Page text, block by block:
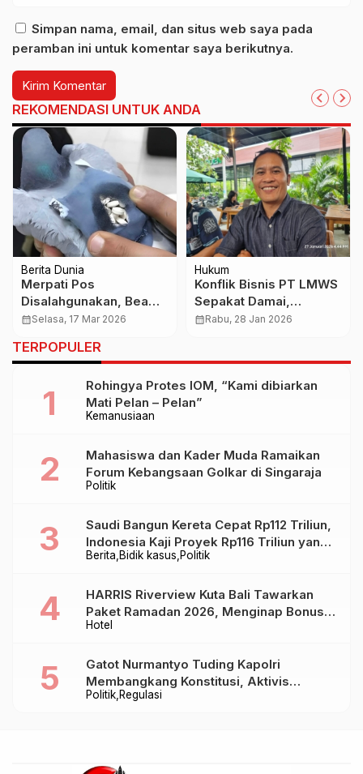
Simpan nama, email, dan situs web saya pada
peramban ini untuk komentar saya berikutnya.
REKOMENDASI UNTUK ANDA
Berita Dunia
Merpati Pos
Disalahgunakan, Bea
Cukai Kuwait Gagalkan
Pil Ekstasi
calendar_monthSelasa, 17 Mar 2026
Hukum
Konflik Bisnis PT LMWS
Sepakat Damai,
Laporan Polisi Dalam
calendar_monthRabu, 28 Jan 2026
TERPOPULER
Kemanusiaan
Rohingya Protes IOM, “Kami dibiarkan
Mati Pelan – Pelan”
Politik
Mahasiswa dan Kader Muda Ramaikan
Forum Kebangsaan Golkar di Singaraja
Berita Bidik kasus Politik
Saudi Bangun Kereta Cepat Rp112 Triliun,
Indonesia Kaji Proyek Rp116 Triliun yang
Baru Sampai Bandung
Hotel
HARRIS Riverview Kuta Bali Tawarkan
Paket Ramadan 2026, Menginap Bonus
Takjil hingga Bukber Mulai Rp88.888
Politik Regulasi
Gatot Nurmantyo Tuding Kapolri
Membangkang Konstitusi, Aktivis
Tegaskan Polri Tak Punya Sejarah